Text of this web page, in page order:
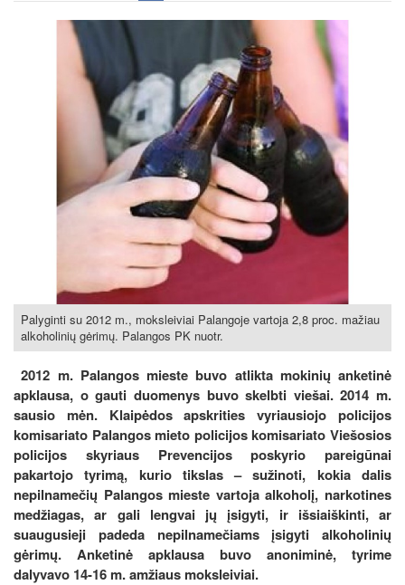
Palyginti su 2012 m., moksleiviai Palangoje vartoja 2,8 proc. mažiau
alkoholinių gėrimų. Palangos PK nuotr.
2012 m. Palangos mieste buvo atlikta mokinių anketinė
apklausa, o gauti duomenys buvo skelbti viešai. 2014 m.
sausio mėn. Klaipėdos apskrities vyriausiojo policijos
komisariato Palangos mieto policijos komisariato Viešosios
policijos skyriaus Prevencijos poskyrio pareigūnai
pakartojo tyrimą, kurio tikslas – sužinoti, kokia dalis
nepilnamečių Palangos mieste vartoja alkoholį, narkotines
medžiagas, ar gali lengvai jų įsigyti, ir išsiaiškinti, ar
suaugusieji padeda nepilnamečiams įsigyti alkoholinių
gėrimų. Anketinė apklausa buvo anoniminė, tyrime
dalyvavo 14-16 m. amžiaus moksleiviai.